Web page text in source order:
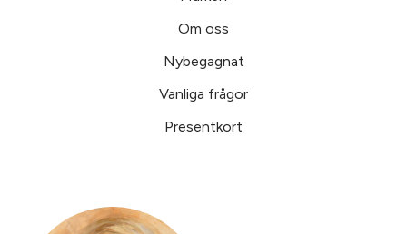
Om oss
Nybegagnat
Vanliga frågor
Presentkort